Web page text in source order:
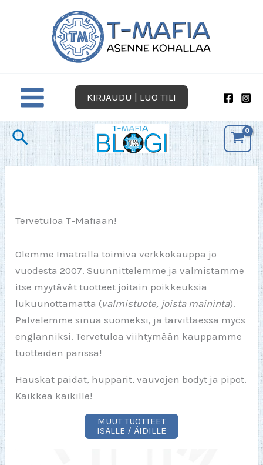
KIRJAUDU | LUO TILI
Hae
Tervetuloa T-Mafiaan!
Olemme Imatralla toimiva verkkokauppa jo
vuodesta 2007. Suunnittelemme ja valmistamme
itse myytävät tuotteet joitain poikkeuksia
lukuunottamatta (valmistuote, joista maininta).
Palvelemme sinua suomeksi, ja tarvittaessa myös
englanniksi. Tervetuloa viihtymään kauppamme
tuotteiden parissa!
Hauskat paidat, hupparit, vauvojen bodyt ja pipot.
Kaikkea kaikille!
MUUT TUOTTEET
ISÄLLE / ÄIDILLE